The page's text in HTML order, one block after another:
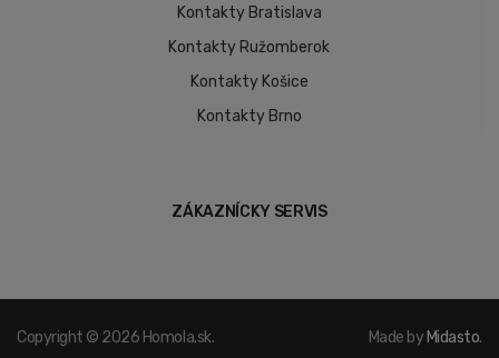
Kontakty Bratislava
Kontakty Ružomberok
Kontakty Košice
Kontakty Brno
ZÁKAZNÍCKY SERVIS
Copyright © 2026 Homola.sk. Made by Midasto.